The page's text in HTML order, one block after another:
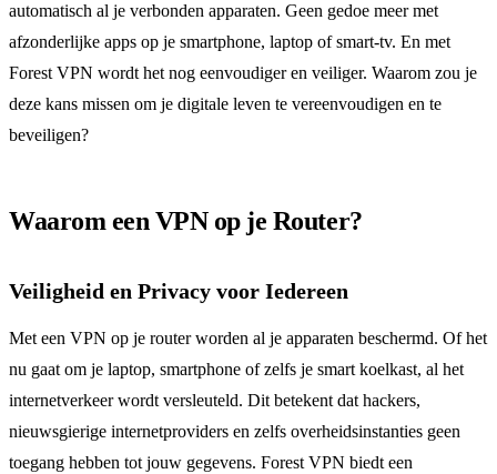
automatisch al je verbonden apparaten. Geen gedoe meer met
afzonderlijke apps op je smartphone, laptop of smart-tv. En met
Forest VPN wordt het nog eenvoudiger en veiliger. Waarom zou je
deze kans missen om je digitale leven te vereenvoudigen en te
beveiligen?
Waarom een VPN op je Router?
Veiligheid en Privacy voor Iedereen
Met een VPN op je router worden al je apparaten beschermd. Of het
nu gaat om je laptop, smartphone of zelfs je smart koelkast, al het
internetverkeer wordt versleuteld. Dit betekent dat hackers,
nieuwsgierige internetproviders en zelfs overheidsinstanties geen
toegang hebben tot jouw gegevens. Forest VPN biedt een